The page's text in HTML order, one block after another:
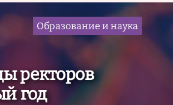
Образование и наука
ректоров
год